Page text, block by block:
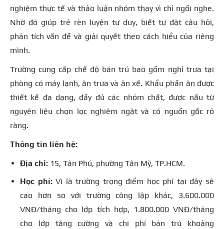
nghiệm thực tế và thảo luận nhóm thay vì chỉ ngồi nghe.
Nhờ đó giúp trẻ rèn luyện tư duy, biết tự đặt câu hỏi,
phân tích vấn đề và giải quyết theo cách hiểu của riêng
mình.
Trường cung cấp chế độ bán trú bao gồm nghỉ trưa tại
phòng có máy lạnh, ăn trưa và ăn xế. Khẩu phần ăn được
thiết kế đa dạng, đầy đủ các nhóm chất, được nấu từ
nguyên liệu chọn lọc nghiêm ngặt và có nguồn gốc rõ
ràng.
Thông tin liên hệ:
Địa chỉ: 15, Tân Phú, phường Tân Mỹ, TP.HCM.
Học phí:Vì là trường trọng điểm học phí tại đây sẽ
cao hơn so với trường công lập khác, 3.600.000
VNĐ/tháng cho lớp tích hợp, 1.800.000 VNĐ/tháng
cho lớp tăng cường và chi phí bán trú khoảng